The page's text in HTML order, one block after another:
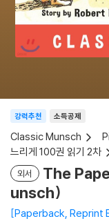
소득공제
강력추천
Classic Munsch
느리게 100권 읽기 2차
외서
The
unsch)
Paperback, Reprint